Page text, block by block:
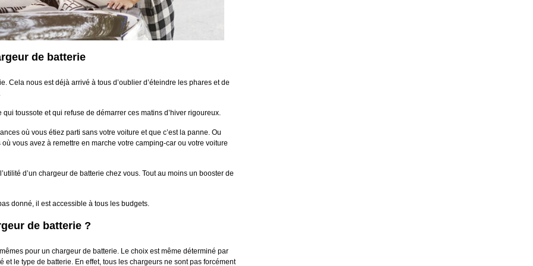
de batterie
Cela nous est déjà arrivé à tous d’oublier d’éteindre les phares et de
toussote et qui refuse de démarrer ces matins d’hiver rigoureux.
où vous étiez parti sans votre voiture et que c’est la panne. Ou
vous avez à remettre en marche votre camping-car ou votre voiture
d’un chargeur de batterie chez vous. Tout au moins un booster de
donné, il est accessible à tous les budgets.
de batterie ?
pour un chargeur de batterie. Le choix est même déterminé par
et le type de batterie. En effet, tous les chargeurs ne sont pas forcément